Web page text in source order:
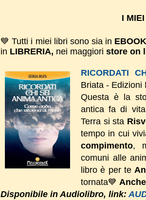
I
💙 Tutti i miei libri sono sia in
in LIBRERIA, nei maggiori store on
RICORDATI
Briata - Edizioni
Questa è la
antica fa di
Terra si sta
tempo in cui
compimento,
comuni alle
libro è per te
tornata💙
Disponibile in Audiolibro, link: